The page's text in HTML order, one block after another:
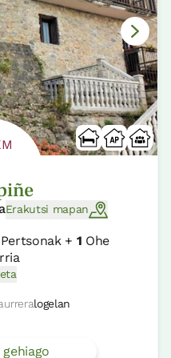
Erakutsi mapan
+ 1 Ohe
logelan